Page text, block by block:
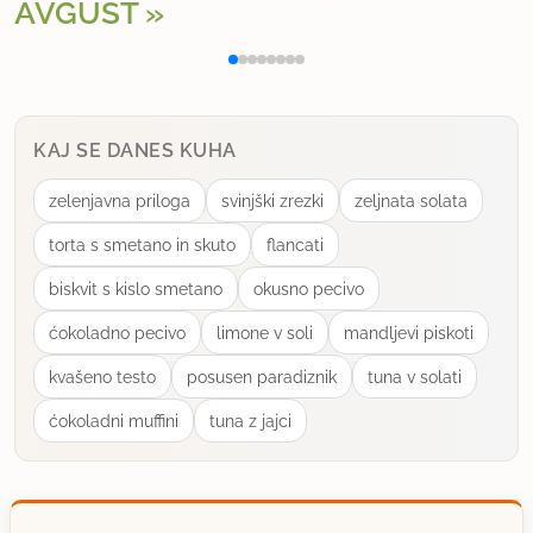
AVGUST
Polnjena paprika na klasičen način
KAJ SE DANES KUHA
zelenjavna priloga svinjški zrezki zeljnata solata
torta s smetano in skuto flancati
biskvit s kislo smetano okusno pecivo
ćokoladno pecivo limone v soli mandljevi piskoti
kvašeno testo posusen paradiznik tuna v solati
ćokoladni muffini tuna z jajci